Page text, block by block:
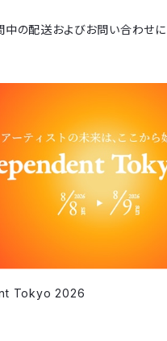
の配送およびお問い合わせに
Tokyo 2026